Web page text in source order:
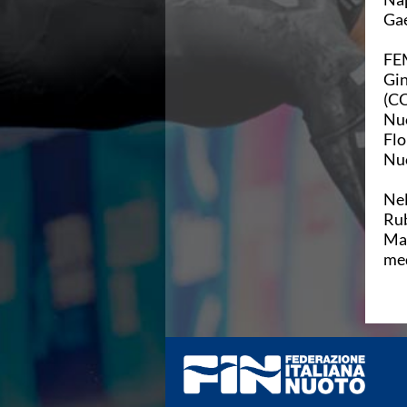
Campionato A2 Maschile
Campionato A2 Femminile
Trofei delle Regioni
CoMeN Cup
Flash News
Waterpolo Channel
Tuffi
Eventi
Risultati e Classifiche
Azzurri
News
Flash News
Eventi
Norme e documenti